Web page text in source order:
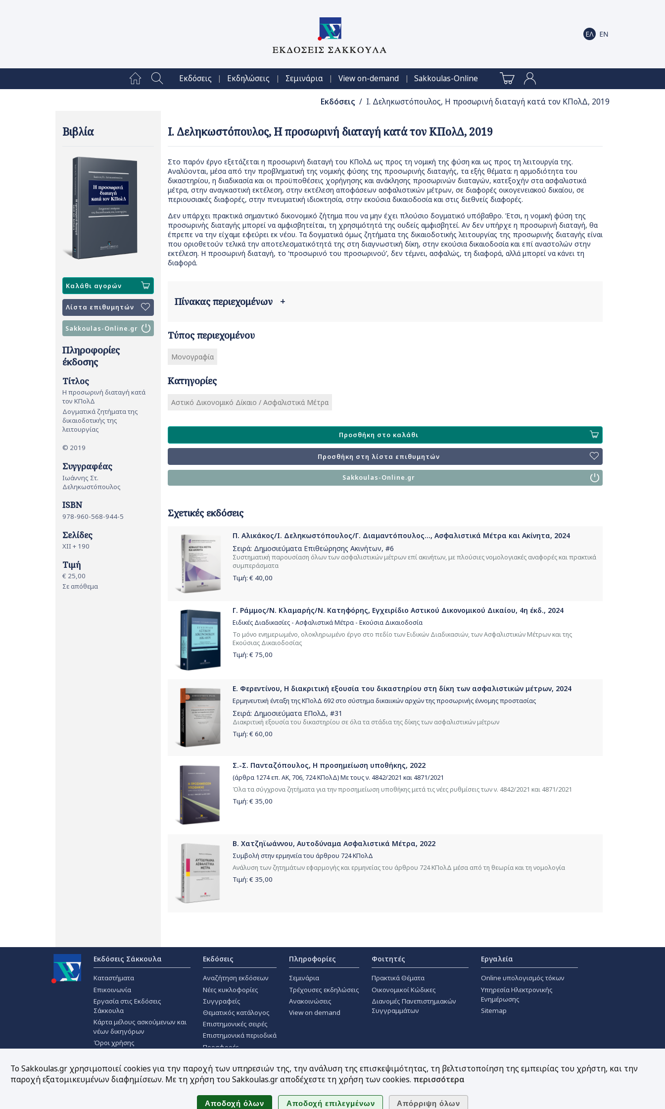
Εκδόσεις | Εκδηλώσεις | Σεμινάρια | View on-demand | Sakkoulas-Online
Εκδόσεις / Ι. Δεληκωστόπουλος, Η προσωρινή διαταγή κατά τον ΚΠολΔ, 2019
Βιβλία
Καλάθι αγορών
Λίστα επιθυμητών
Sakkoulas-Online.gr
Πληροφορίες
έκδοσης
Τίτλος
Η προσωρινή διαταγή κατά
τον ΚΠολΔ
Δογματικά ζητήματα της
δικαιοδοτικής της
λειτουργίας
© 2019
Συγγραφέας
Ιωάννης Στ.
Δεληκωστόπουλος
ISBN
978-960-568-944-5
Σελίδες
ΧII + 190
Τιμή
€ 25,00
Σε απόθεμα
Ι. Δεληκωστόπουλος, Η προσωρινή διαταγή κατά τον ΚΠολΔ, 2019
Στο παρόν έργο εξετάζεται η προσωρινή διαταγή του ΚΠολΔ ως προς τη νομική της φύση και ως προς τη λειτουργία της.
Αναλύονται, μέσα από την προβληματική της νομικής φύσης της προσωρινής διαταγής, τα εξής θέματα: η αρμοδιότητα του
δικαστηρίου, η διαδικασία και οι προϋποθέσεις χορήγησης και ανάκλησης προσωρινών διαταγών, κατεξοχήν στα ασφαλιστικά
μέτρα, στην αναγκαστική εκτέλεση, στην εκτέλεση αποφάσεων ασφαλιστικών μέτρων, σε διαφορές οικογενειακού δικαίου, σε
περιουσιακές διαφορές, στην πνευματική ιδιοκτησία, στην εκούσια δικαιοδοσία και στις διεθνείς διαφορές.
Δεν υπάρχει πρακτικά σημαντικό δικονομικό ζήτημα που να μην έχει πλούσιο δογματικό υπόβαθρο. Έτσι, η νομική φύση της
προσωρινής διαταγής μπορεί να αμφισβητείται, τη χρησιμότητά της ουδείς αμφισβητεί. Αν δεν υπήρχε η προσωρινή διαταγή, θα
έπρεπε να την είχαμε εφεύρει εκ νέου. Τα δογματικά όμως ζητήματα της δικαιοδοτικής λειτουργίας της προσωρινής διαταγής είναι
που οριοθετούν τελικά την αποτελεσματικότητά της στη διαγνωστική δίκη, στην εκούσια δικαιοδοσία και επί αναστολών στην
εκτέλεση. Η προσωρινή διαταγή, το ‘προσωρινό του προσωρινού’, δεν τέμνει, ασφαλώς, τη διαφορά, αλλά μπορεί να κάνει τη
διαφορά.
Πίνακας περιεχομένων +
Τύπος περιεχομένου
Μονογραφία
Κατηγορίες
Αστικό Δικονομικό Δίκαιο / Ασφαλιστικά Μέτρα
Προσθήκη στο καλάθι
Προσθήκη στη λίστα επιθυμητών
Sakkoulas-Online.gr
Σχετικές εκδόσεις
Π. Αλικάκος/Ι. Δεληκωστόπουλος/Γ. Διαμαντόπουλος..., Ασφαλιστικά Μέτρα και Ακίνητα, 2024
Σειρά: Δημοσιεύματα Επιθεώρησης Ακινήτων, #6
Συστηματική παρουσίαση όλων των ασφαλιστικών μέτρων επί ακινήτων, με πλούσιες νομολογιακές αναφορές και πρακτικά
συμπεράσματα
Τιμή: € 40,00
Γ. Ράμμος/Ν. Κλαμαρής/Ν. Κατηφόρης, Εγχειρίδιο Αστικού Δικονομικού Δικαίου, 4η έκδ., 2024
Ειδικές Διαδικασίες - Ασφαλιστικά Μέτρα - Εκούσια Δικαιοδοσία
Το μόνο ενημερωμένο, ολοκληρωμένο έργο στο πεδίο των Ειδικών Διαδικασιών, των Ασφαλιστικών Μέτρων και της
Εκούσιας Δικαιοδοσίας
Τιμή: € 75,00
Ε. Φερεντίνου, Η διακριτική εξουσία του δικαστηρίου στη δίκη των ασφαλιστικών μέτρων, 2024
Ερμηνευτική ένταξη της ΚΠολΔ 692 στο σύστημα δικαιικών αρχών της προσωρινής έννομης προστασίας
Σειρά: Δημοσιεύματα ΕΠολΔ, #31
Διακριτική εξουσία του δικαστηρίου σε όλα τα στάδια της δίκης των ασφαλιστικών μέτρων
Τιμή: € 60,00
Σ.-Σ. Πανταζόπουλος, Η προσημείωση υποθήκης, 2022
(άρθρα 1274 επ. ΑΚ, 706, 724 ΚΠολΔ) Με τους ν. 4842/2021 και 4871/2021
Όλα τα σύγχρονα ζητήματα για την προσημείωση υποθήκης μετά τις νέες ρυθμίσεις των ν. 4842/2021 και 4871/2021
Τιμή: € 35,00
Β. Χατζηϊωάννου, Αυτοδύναμα Ασφαλιστικά Μέτρα, 2022
Συμβολή στην ερμηνεία του άρθρου 724 ΚΠολΔ
Ανάλυση των ζητημάτων εφαρμογής και ερμηνείας του άρθρου 724 ΚΠολΔ μέσα από τη θεωρία και τη νομολογία
Τιμή: € 35,00
Εκδόσεις Σάκκουλα
Καταστήματα
Επικοινωνία
Εργασία στις Εκδόσεις
Σάκκουλα
Κάρτα μέλους ασκούμενων και
νέων δικηγόρων
Όροι χρήσης
Χρήση Cookies
Εκδόσεις
Αναζήτηση εκδόσεων
Νέες κυκλοφορίες
Συγγραφείς
Θεματικός κατάλογος
Επιστημονικές σειρές
Επιστημονικά περιοδικά
Προσφορές
Πληροφορίες
Σεμινάρια
Τρέχουσες εκδηλώσεις
Ανακοινώσεις
View on demand
Φοιτητές
Πρακτικά Θέματα
Οικονομικοί Κώδικες
Διανομές Πανεπιστημιακών
Συγγραμμάτων
Εργαλεία
Online υπολογισμός τόκων
Υπηρεσία Ηλεκτρονικής
Ενημέρωσης
Sitemap
Το Sakkoulas.gr χρησιμοποιεί cookies για την παροχή των υπηρεσιών της, την ανάλυση της επισκεψιμότητας, τη βελτιστοποίηση της εμπειρίας του χρήστη, και την
παροχή εξατομικευμένων διαφημίσεων. Με τη χρήση του Sakkoulas.gr αποδέχεστε τη χρήση των cookies. περισσότερα